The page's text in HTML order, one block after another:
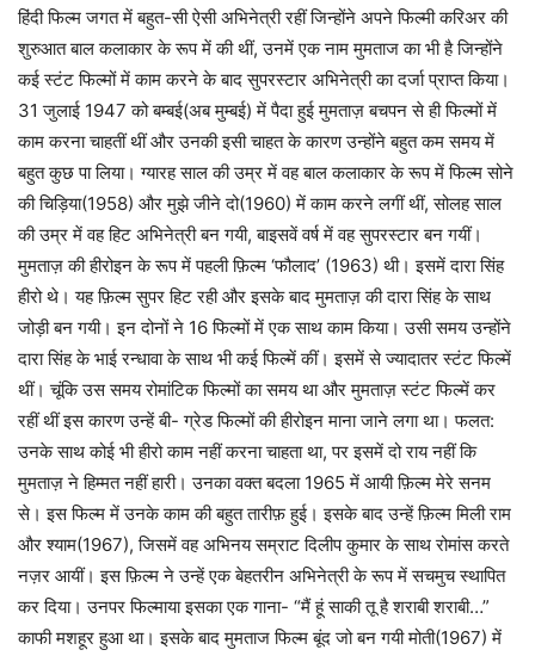
हिंदी फिल्म जगत में बहुत-सी ऐसी अभिनेत्री रहीं जिन्होंने अपने फिल्मी करिअर की
शुरुआत बाल कलाकार के रूप में की थीं, उनमें एक नाम मुमताज का भी है जिन्होंने
कई स्टंट फिल्मों में काम करने के बाद सुपरस्टार अभिनेत्री का दर्जा प्राप्त किया।
31 जुलाई 1947 को बम्बई(अब मुम्बई) में पैदा हुई मुमताज़ बचपन से ही फिल्मों में
काम करना चाहतीं थीं और उनकी इसी चाहत के कारण उन्होंने बहुत कम समय में
बहुत कुछ पा लिया। ग्यारह साल की उम्र में वह बाल कलाकार के रूप में फिल्म सोने
की चिड़िया(1958) और मुझे जीने दो(1960) में काम करने लगीं थीं, सोलह साल
की उम्र में वह हिट अभिनेत्री बन गयी, बाइसवें वर्ष में वह सुपरस्टार बन गयीं।
मुमताज़ की हीरोइन के रूप में पहली फ़िल्म ‘फौलाद’ (1963) थी। इसमें दारा सिंह
हीरो थे। यह फ़िल्म सुपर हिट रही और इसके बाद मुमताज़ की दारा सिंह के साथ
जोड़ी बन गयी। इन दोनों ने 16 फिल्मों में एक साथ काम किया। उसी समय उन्होंने
दारा सिंह के भाई रन्धावा के साथ भी कई फिल्में कीं। इसमें से ज्यादातर स्टंट फिल्में
थीं। चूंकि उस समय रोमांटिक फिल्मों का समय था और मुमताज़ स्टंट फिल्में कर
रहीं थीं इस कारण उन्हें बी- ग्रेड फिल्मों की हीरोइन माना जाने लगा था। फलत:
उनके साथ कोई भी हीरो काम नहीं करना चाहता था, पर इसमें दो राय नहीं कि
मुमताज़ ने हिम्मत नहीं हारी। उनका वक्त बदला 1965 में आयी फ़िल्म मेरे सनम
से। इस फिल्म में उनके काम की बहुत तारीफ़ हुई। इसके बाद उन्हें फ़िल्म मिली राम
और श्याम(1967), जिसमें वह अभिनय सम्राट दिलीप कुमार के साथ रोमांस करते
नज़र आयीं। इस फ़िल्म ने उन्हें एक बेहतरीन अभिनेत्री के रूप में सचमुच स्थापित
कर दिया। उनपर फिल्माया इसका एक गाना- “मैं हूं साकी तू है शराबी शराबी…”
काफी ‌मशहूर हुआ था। इसके बाद मुमताज फिल्म बूंद जो बन गयी मोती(1967) में